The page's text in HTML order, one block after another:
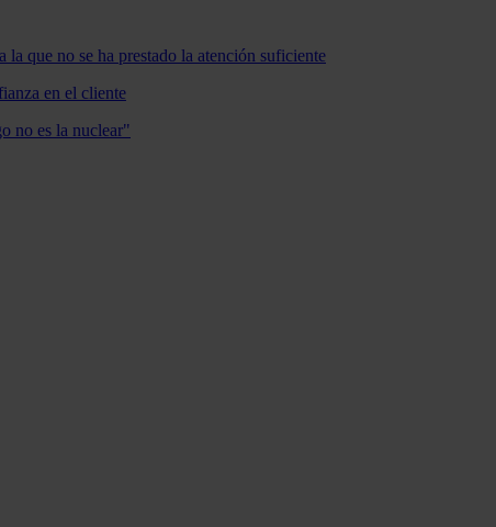
que no se ha prestado la atención suficiente
en el cliente
no es la nuclear"